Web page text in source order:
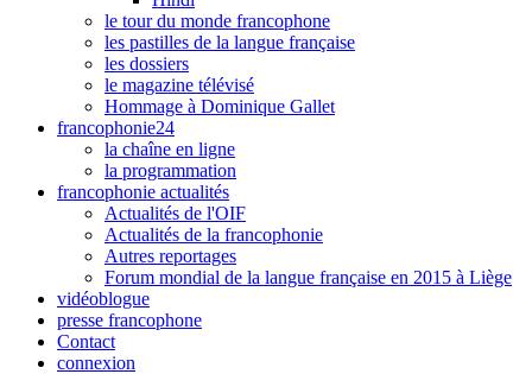
le tour du monde francophone
les pastilles de la langue française
les dossiers
le magazine télévisé
Hommage à Dominique Gallet
francophonie24
la chaîne en ligne
la programmation
francophonie actualités
Actualités de l'OIF
Actualités de la francophonie
Autres reportages
Forum mondial de la langue française en 2015 à Liège
vidéoblogue
presse francophone
Contact
connexion